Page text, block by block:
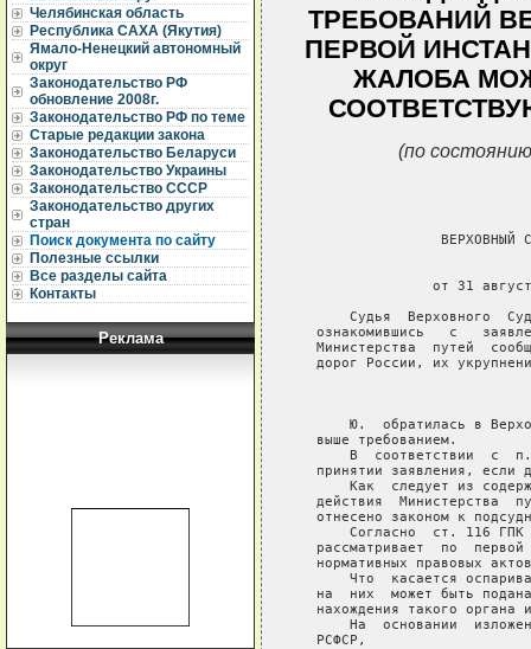
Челябинская область
Республика САХА (Якутия)
Ямало-Ненецкий автономный
округ
Законодательство РФ
обновление 2008г.
Законодательство РФ по теме
Старые редакции закона
Законодательство Беларуси
Законодательство Украины
Законодательство СССР
Законодательство других
стран
Поиск документа по сайту
Полезные ссылки
Все разделы сайта
Контакты
Реклама
ТРЕБОВАНИЙ
ПЕРВОЙ
ЖАЛОБА
(по
ВЕРХОВНЫЙ
от 31
Судья  Верховного
ознакомившись   с
Министерства  путей
дорог России, их
Ю.  обратилась в
   выше требованием.
В  соответствии  с
принятии заявления, если
Как  следует из
действия  Министерства
отнесено законом к
Согласно  ст. 116
рассматривает  по
нормативных правовых
Что  касается
на  них  может быть
нахождения такого органа
На  основании
   РСФСР,